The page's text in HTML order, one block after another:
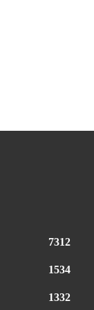
7312
1534
1332